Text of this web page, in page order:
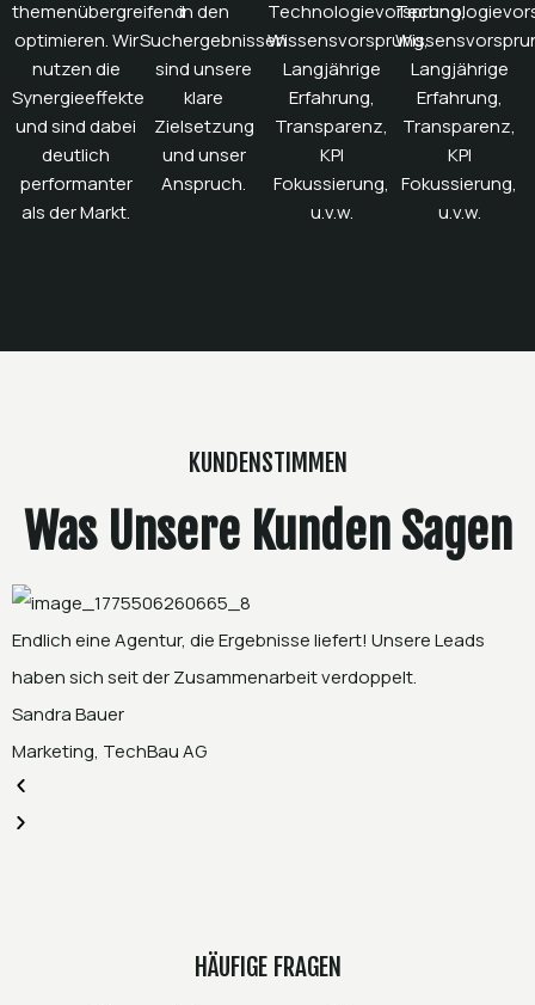
themenübergreifend
optimieren. Wir
nutzen die
Synergieeffekte
und sind dabei
deutlich
performanter
als der Markt.
in den
Suchergebnissen
sind unsere
klare
Zielsetzung
und unser
Anspruch.
Technologievorsprung,
Wissensvorsprung,
Langjährige
Erfahrung,
Transparenz,
KPI
Fokussierung,
u.v.w.
Langjährige
Erfahrung,
Transparenz,
KPI
Fokussierung,
u.v.w.
KUNDENSTIMMEN
Was Unsere Kunden Sagen
Endlich eine Agentur, die Ergebnisse liefert! Unsere Leads
haben sich seit der Zusammenarbeit verdoppelt.
Sandra Bauer
Marketing, TechBau AG
HÄUFIGE FRAGEN